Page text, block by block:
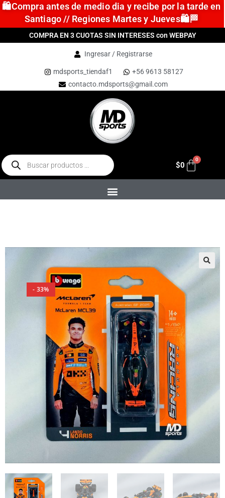
🛍️Compra antes de medio dia y recibe por la tarde en
Santiago // Regiones Martes y Jueves🛍️🏁
COMPRA EN 3 CUOTAS SIN INTERESES con WEBPAY
Ingresar / Registrarse
mdsports_tiendaf1
+56 9613 58127
contacto.mdsports@gmail.com
$0
- 33%
🔍